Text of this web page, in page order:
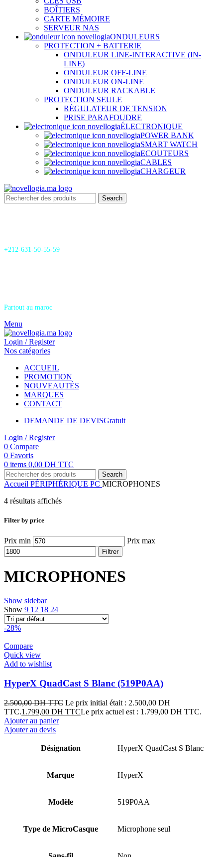
BOÎTIERS
CARTE MÉMOIRE
SERVEUR NAS
ONDULEURS
PROTECTION + BATTERIE
ONDULEUR LINE-INTERACTIVE (IN-
LINE)
ONDULEUR OFF-LINE
ONDULEUR ON-LINE
ONDULEUR RACKABLE
PROTECTION SEULE
RÉGULATEUR DE TENSION
PRISE PARAFOUDRE
ÉLECTRONIQUE
POWER BANK
SMART WATCH
ECOUTEURS
CABLES
CHARGEUR
Search
+212-631-50-55-59
Partout au maroc
Menu
Login / Register
Nos catégories
ACCUEIL
PROMOTION
NOUVEAUTÉS
MARQUES
CONTACT
DEMANDE DE DEVISGratuit
Login / Register
0 Compare
0 Favoris
0 items 0,00 DH TTC
Search
Accueil PÉRIPHÉRIQUE PC MICROPHONES
4 résultats affichés
Filter by price
Prix min Prix max
Filtrer
MICROPHONES
Show sidebar
Show 9 12 18 24
-28%
Compare
Quick view
Add to wishlist
HyperX QuadCast S Blanc (519P0AA)
2.500,00DH TTC Le prix initial était : 2.500,00 DH
TTC.1.799,00 DH TTCLe prix actuel est : 1.799,00 DH TTC.
Ajouter au panier
Ajouter au devis
Désignation HyperX QuadCast S Blanc
Marque HyperX
Modèle 519P0AA
Type de MicroCasque Microphone seul